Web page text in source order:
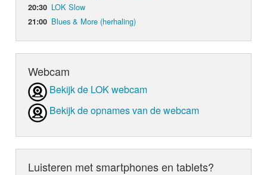
20:30 LOK Slow
21:00 Blues & More (herhaling)
Webcam
Bekijk de LOK webcam
Bekijk de opnames van de webcam
Luisteren met smartphones en tablets?